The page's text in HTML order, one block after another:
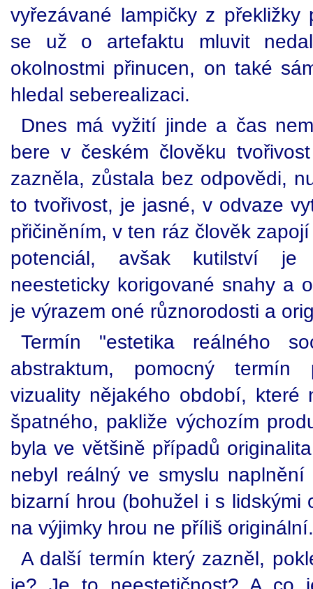
vyřezávané lampičky z překližky
se už o artefaktu mluvit
okolnostmi přinucen, on také
hledal seberealizaci.
Dnes má vyžití jinde a čas
bere v českém člověku
zazněla, zůstala bez odpovědi,
to tvořivost, je jasné, v odvaze
přičiněním, v ten ráz člověk
potenciál, avšak kutilství je
neesteticky korigované snahy a
je výrazem oné různorodosti a
Termín "estetika reálného
abstraktum, pomocný termín
vizuality nějakého období, které
špatného, pakliže výchozím
byla ve většině případů
nebyl reálný ve smyslu
bizarní hrou (bohužel i s lidskými
na výjimky hrou ne příliš originální.
A další termín který zazněl,